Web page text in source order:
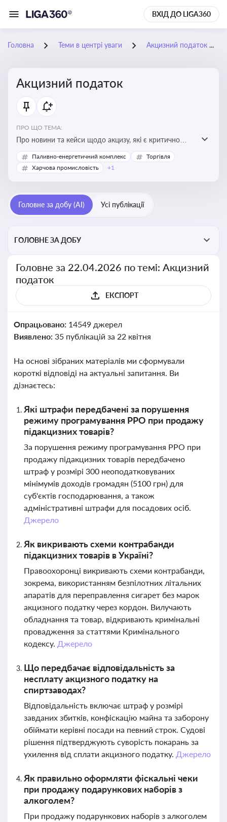
ВХІД ДО LIGA360
Головна Теми в центрі уваги Акцизний податок
Акцизний податок
ПРО ЩО ТЕМА:
Про новини та кейси щодо акцизу, які є критично
важливим для підприємств, які імпортують,
виробляють або реалізують підакцизну продукцію, з
Паливно-енергетичний комплекс
Торгівля
Харчова промисловість
+1
Головне за добу (AI) Усі публікації
ГОЛОВНЕ ЗА ДОБУ
Головне за 22.04.2026 по темі: Акцизний
податок
ЕКСПОРТ
Опрацьовано: 14549 джерел
Виявлено: 35 публікацій за 22 квітня
На основі зібраних матеріалів ми сформували
короткі відповіді на актуальні запитання. Ви
дізнаєтесь:
Які штрафи передбачені за порушення
режиму програмування РРО при продажу
підакцизних товарів?
За порушення режиму програмування РРО при
продажу підакцизних товарів передбачено
штраф у розмірі 300 неоподатковуваних
мінімумів доходів громадян (5100 грн) для
суб'єктів господарювання, а також
адміністративні штрафи для посадових осіб.
Джерело
Як викривають схеми контрабанди
підакцизних товарів в Україні?
Правоохоронці викривають схеми контрабанди,
зокрема, використанням безпілотних літальних
апаратів для переправлення сигарет без марок
акцизного податку через кордон. Вилучають
обладнання та товар, відкривають кримінальні
провадження за статтями Кримінального
кодексу. Джерело
Що передбачає відповідальність за
несплату акцизного податку на
спиртзаводах?
Відповідальність включає штраф у розмірі
завданих збитків, конфіскацію майна та заборону
обіймати керівні посади на певний строк. Судові
рішення підтверджують суворість покарань за
ухилення від сплати акцизного податку. Джерело
Як правильно оформляти фіскальні чеки
при продажу подарункових наборів з
алкоголем?
При продажу подарункових наборів з алкоголем